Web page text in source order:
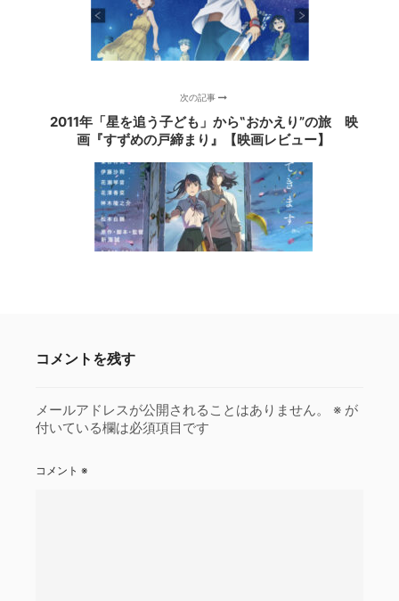
次の記事
2011年「星を追う子ども」から‟おかえり”の旅 映
画『すずめの戸締まり』【映画レビュー】
コメントを残す
メールアドレスが公開されることはありません。 ※ が
付いている欄は必須項目です
コメント ※